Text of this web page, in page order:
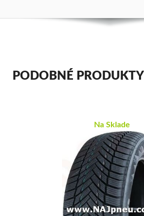
PODOBNÉ PRODUKTY
Na Sklade